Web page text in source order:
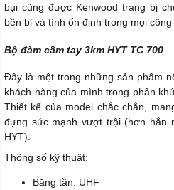
bụi cũng được Kenwood trang bị
bền bỉ và tính ổn định trong mọi công
Bộ đàm cầm tay 3km HYT TC 700
Đây là một trong những sản phẩm
khách hàng của mình trong phân
Thiết kế của model chắc chắn,
đựng sức mạnh vượt trội (hơn hẳn
HYT).
Thông số kỹ thuật:
Băng tần: UHF